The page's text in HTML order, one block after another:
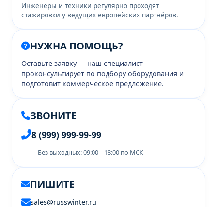
Инженеры и техники регулярно проходят
стажировки у ведущих европейских партнёров.
НУЖНА ПОМОЩЬ?
Оставьте заявку — наш специалист
проконсультирует по подбору оборудования и
подготовит коммерческое предложение.
ЗВОНИТЕ
8 (999) 999-99-99
Без выходных: 09:00 – 18:00 по МСК
ПИШИТЕ
sales@russwinter.ru